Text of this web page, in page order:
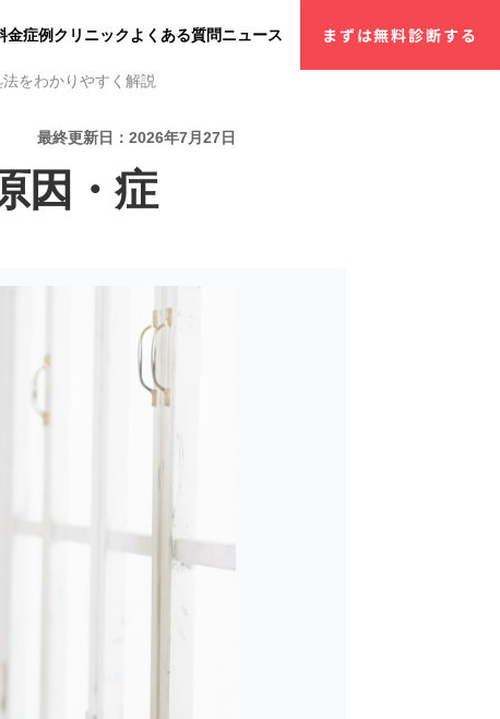
金症例クリニックよくある質問ニュース まずは無料診断する
をわかりやすく解説
最終更新日：2026年7月27日
因・症